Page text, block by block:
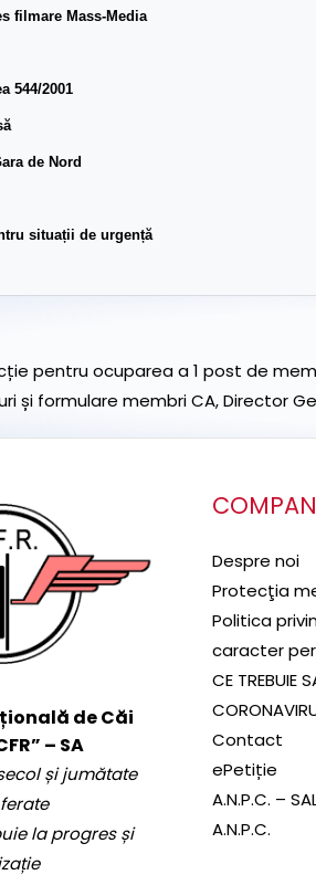
filmare Mass-Media
544/2001
de Nord
situații de urgență
pentru ocuparea a 1 post de
și formulare membri CA, Director
de Căi
– SA
și jumătate
la progres și
Despre noi
Protecţia
Politica
caracter
CE TREBUIE
Contact
ePetiție
A.N.P.C. –
A.N.P.C.